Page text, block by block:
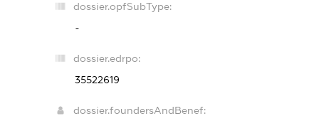
dossier.opfSubType:
-
dossier.edrpo:
35522619
dossier.foundersAndBenef: